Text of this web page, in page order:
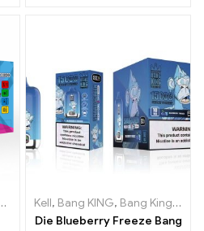
,Ühekordsed e-
Kell, Bang KING, Bang Kingi nutikas ekraan 15000 Puff
Die Blueberry Freeze Bang